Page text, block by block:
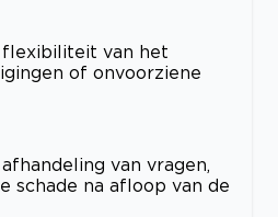
van het
of onvoorziene
van vragen,
schade na afloop van de